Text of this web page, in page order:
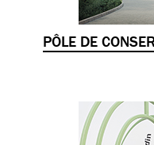
PÔLE DE